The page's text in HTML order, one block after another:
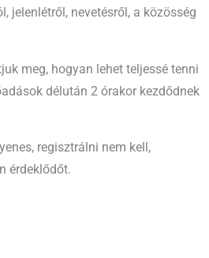
jelenlétről, nevetésről, a közösség
meg, hogyan lehet teljessé tenni
délután 2 órakor kezdődnek
regisztrálni nem kell,
érdeklődőt.